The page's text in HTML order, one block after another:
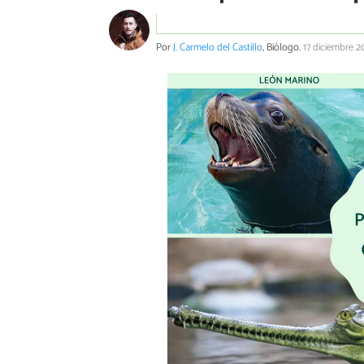
PorJ. Carmelo del Castillo, Biólogo.17 diciembre